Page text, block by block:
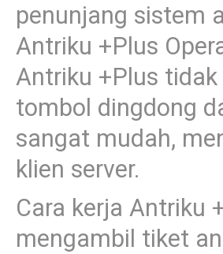
penunjang sistem
Antriku +Plus
Antriku +Plus
tombol dingdong
sangat mudah,
klien server.
Cara kerja Antriku
mengambil tiket